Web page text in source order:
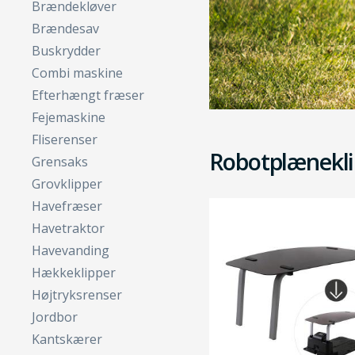
Brændekløver
Brændesav
Buskrydder
Combi maskine
Efterhængt fræser
Fejemaskine
Fliserenser
Grensaks
Grovklipper
Havefræser
Havetraktor
Havevanding
Hækkeklipper
Højtryksrenser
Jordbor
Kantskærer